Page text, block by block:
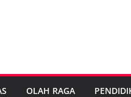
OLAH RAGA